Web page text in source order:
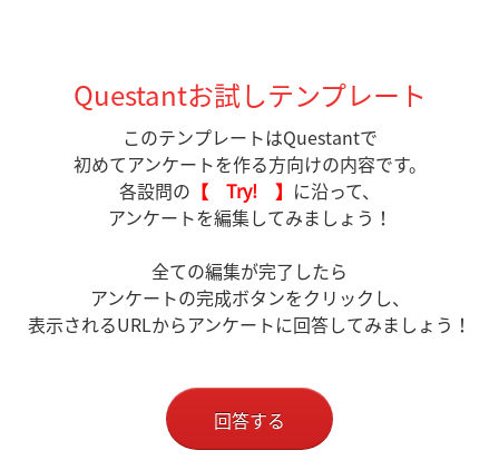
Questantお試しテンプレート
このテンプレートはQuestantで
初めてアンケートを作る方向けの内容です。
各設問の 【 Try! 】 に沿って、
アンケートを編集してみましょう！
全ての編集が完了したら
アンケートの完成ボタンをクリックし、
表示されるURLからアンケートに回答してみましょう！
回答する